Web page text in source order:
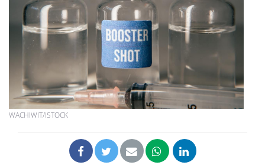
WACHIWIT/ISTOCK